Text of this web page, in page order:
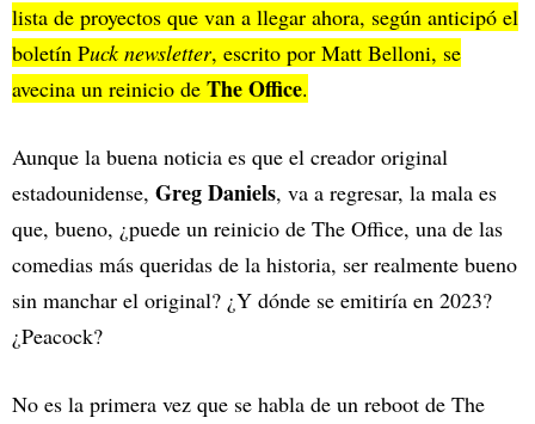
lista de proyectos que van a llegar ahora, según anticipó el
boletín Puck newsletter, escrito por Matt Belloni, se
avecina un reinicio de The Office.
Aunque la buena noticia es que el creador original
estadounidense, Greg Daniels, va a regresar, la mala es
que, bueno, ¿puede un reinicio de The Office, una de las
comedias más queridas de la historia, ser realmente bueno
sin manchar el original? ¿Y dónde se emitiría en 2023?
¿Peacock?
No es la primera vez que se habla de un reboot de The